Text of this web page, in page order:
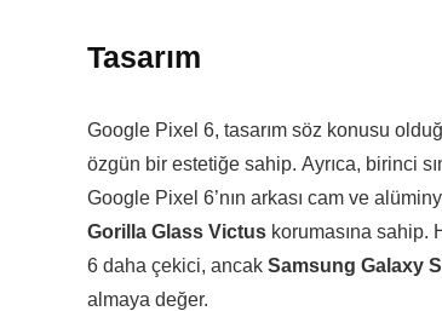
Tasarım
Google Pixel 6, tasarım söz konusu
özgün bir estetiğe sahip. Ayrıca, birinci
Google Pixel 6’nın arkası cam ve
Gorilla Glass Victus korumasına sahip.
6 daha çekici, ancak Samsung Galaxy
almaya değer.